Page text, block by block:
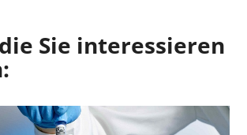
Sie interessieren